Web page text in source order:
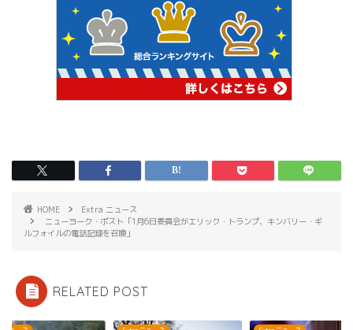
HOME
Extra ニュース
ニューヨーク・ポスト「1月6日委員会がエリック・トランプ、キンバリー・ギ
ルフォイルの電話記録を召喚」
RELATED POST